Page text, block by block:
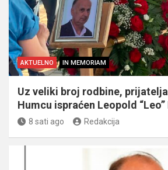
AKTUELNO IN MEMORIAM
Uz veliki broj rodbine,
Humcu ispraćen Leopold
8 sati ago Redakcija